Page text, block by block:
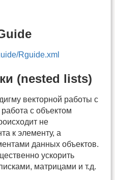
Rguide.xml
(nested lists)
векторной работы с
с объектом
не
к элементу, а
данных объектов.
ускорить
матрицами и т.д.